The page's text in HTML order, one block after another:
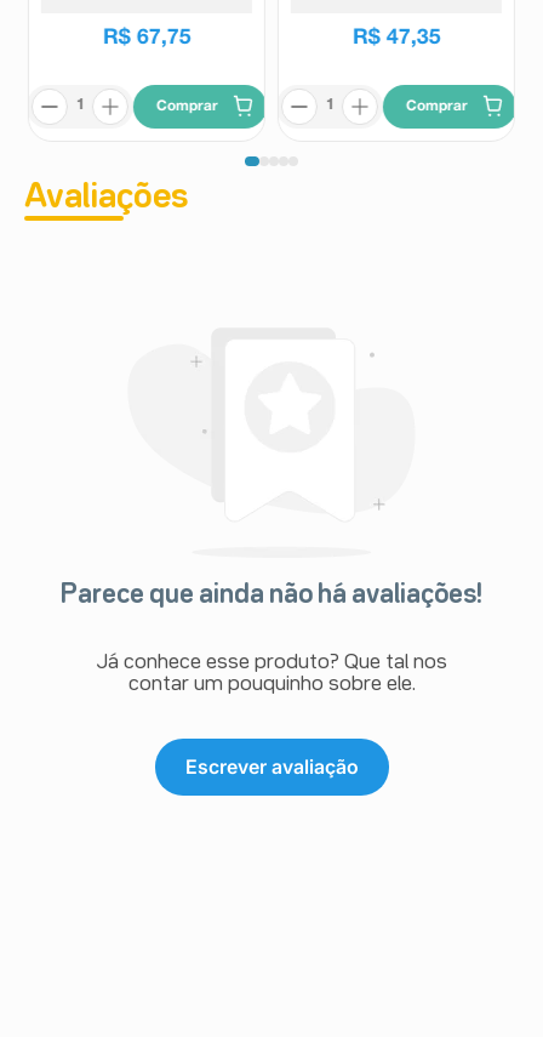
R$ 67,75
Comprar
R$ 47,35
Comprar
Avaliações
Parece que ainda não há avaliações!
Já conhece esse produto? Que tal nos
contar um pouquinho sobre ele.
Escrever avaliação